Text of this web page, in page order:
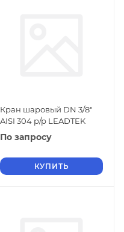
Кран шаровый DN 3/8"
AISI 304 р/р LEADTEK
По запросу
КУПИТЬ